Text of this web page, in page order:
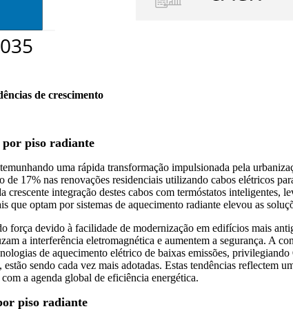
de crescimento
por piso radiante
uma rápida transformação impulsionada pela
17% nas renovações residenciais utilizando cabos elétricos
integração destes cabos com termóstatos inteligentes,
optam por sistemas de aquecimento radiante elevou as
força devido à facilidade de modernização em edifícios mais
a interferência eletromagnética e aumentem a segurança. A
de aquecimento elétrico de baixas emissões,
sendo cada vez mais adotadas. Estas tendências reflectem
a agenda global de eficiência energética.
piso radiante